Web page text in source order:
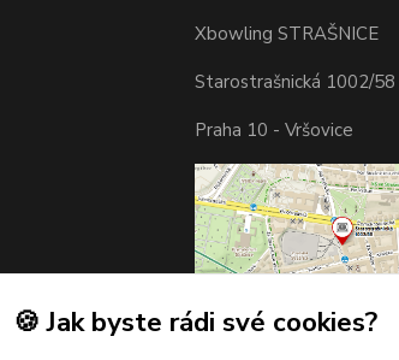
Xbowling STRAŠNICE
Starostrašnická 1002/58
Praha 10 - Vršovice
🍪 Jak byste rádi své cookies?